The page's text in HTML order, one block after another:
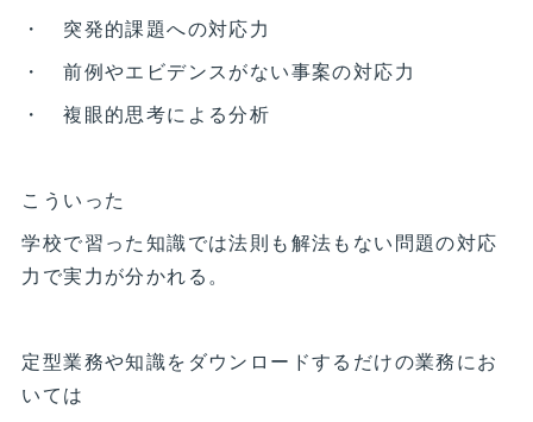
・ 突発的課題への対応力
・ 前例やエビデンスがない事案の対応力
・ 複眼的思考による分析
こういった
学校で習った知識では法則も解法もない問題の対応
力で実力が分かれる。
定型業務や知識をダウンロードするだけの業務にお
いては